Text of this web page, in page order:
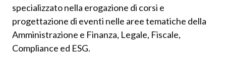
specializzato nella erogazione di corsi e
progettazione di eventi nelle aree tematiche della
Amministrazione e Finanza, Legale, Fiscale,
Compliance ed ESG.